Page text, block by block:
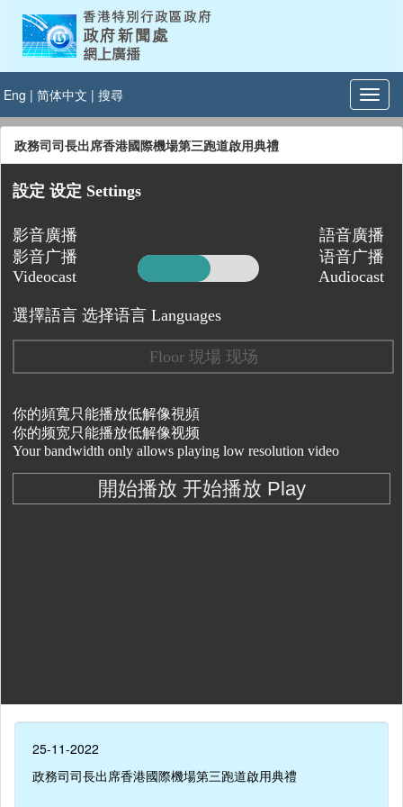
Eng | 简体中文 | 搜尋
政務司司長出席香港國際機場第三跑道啟用典禮
25-11-2022
政務司司長出席香港國際機場第三跑道啟用典禮